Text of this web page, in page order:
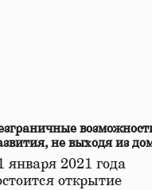
не выходя из
января 2021 года
открытие